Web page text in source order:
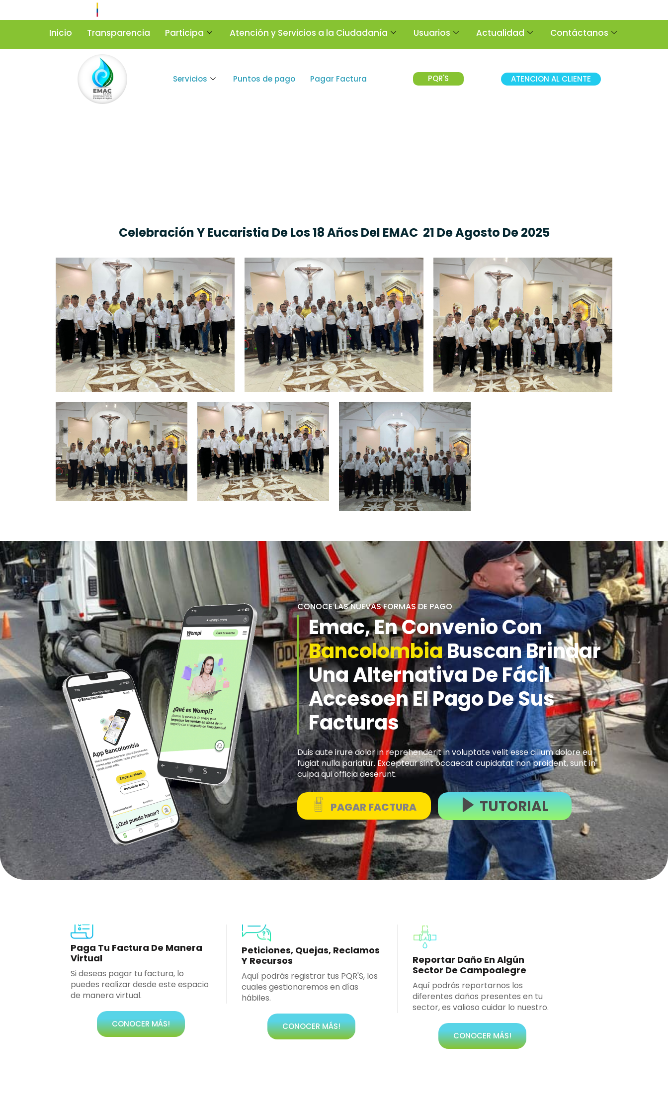
Inicio Transparencia Participa Atención y Servicios a la Ciudadanía Usuarios Actualidad Contáctanos
Servicios Puntos de pago Pagar Factura PQR'S ATENCION AL CLIENTE
Celebración Y Eucaristia De Los 18 Años Del EMAC 21 De Agosto De 2025
CONOCE LAS NUEVAS FORMAS DE PAGO
Emac, En Convenio Con
BancolombiaBuscan Brindar
Una Alternativa De Fácil
Accesoen El Pago De Sus
Facturas
Duis aute irure dolor in reprehenderit in voluptate velit esse cillum dolore eu
fugiat nulla pariatur. Excepteur sint occaecat cupidatat non proident, sunt in
culpa qui officia deserunt.
PAGAR FACTURA TUTORIAL
Paga Tu Factura De Manera
Virtual
Si deseas pagar tu factura, lo
puedes realizar desde este espacio
de manera virtual.
CONOCER MÁS!
Peticiones, Quejas, Reclamos
Y Recursos
Aquí podrás registrar tus PQR'S, los
cuales gestionaremos en días
hábiles.
CONOCER MÁS!
Reportar Daño En Algún
Sector De Campoalegre
Aquí podrás reportarnos los
diferentes daños presentes en tu
sector, es valioso cuidar lo nuestro.
CONOCER MÁS!